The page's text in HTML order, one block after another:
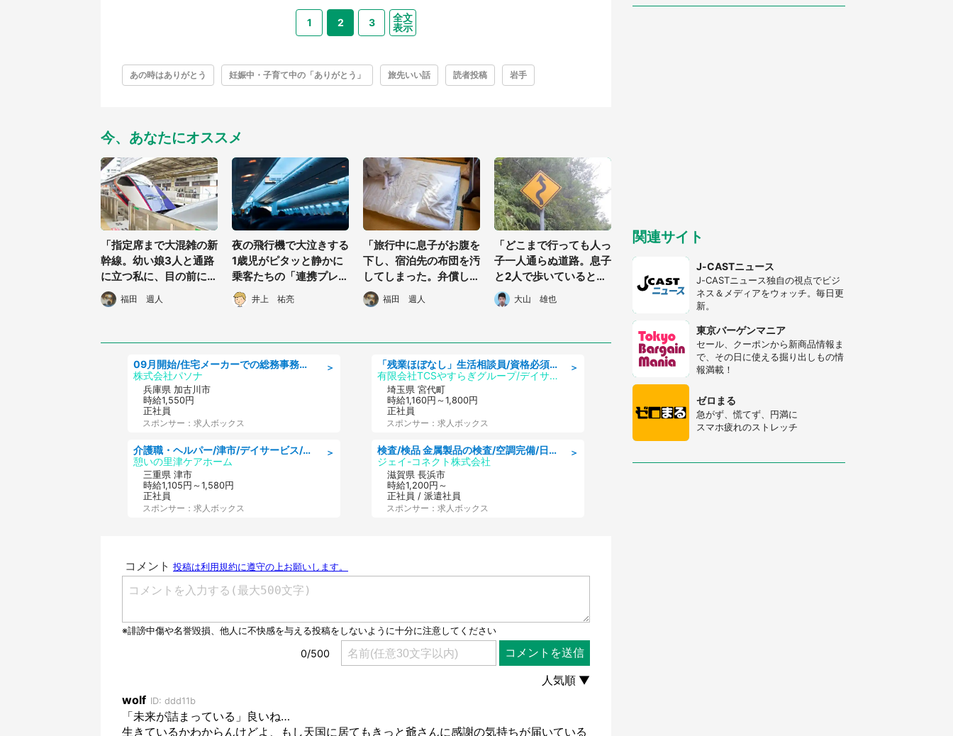
1 2 3
全文
表示
あの時はありがとう 妊娠中・子育て中の「ありがとう」 旅先いい話 読者投稿 岩手
今、あなたにオススメ
「指定席まで大混雑の新
幹線。幼い娘3人と通路
に立つ私に、目の前に座
る4人家族が...」（神奈
川県・40代女性）
福田 週人
夜の飛行機で大泣きする
1歳児がピタッと静かに
乗客たちの「連携プレ
ー」に母、ビックリ
井上 祐亮
「旅行中に息子がお腹を
下し、宿泊先の布団を汚
してしまった。弁償した
いと伝えたのに、宿の老
婦人が...」（千葉県・5
福田 週人
「どこまで行っても人っ
子一人通らぬ道路。息子
と2人で歩いていると、
一台の車がそばに止ま
り...」(兵庫県・70代女
大山 雄也
＞
09月開始/住宅メーカーでの総務事務のお仕事/駅近/車通勤可/一般事務/人事労務
株式会社パソナ
兵庫県 加古川市
時給1,550円
正社員
スポンサー：求人ボックス
＞
介護職・ヘルパー/津市/デイサービス/近鉄名古屋線 高田本山/三重県
憩いの里津ケアホーム
三重県 津市
時給1,105円～1,580円
正社員
スポンサー：求人ボックス
＞
「残業ほぼなし」生活相談員/資格必須/正職員/日勤のみ/デイサービス
有限会社TCSやすらぎグループ/デイサービスやすらぎ
埼玉県 宮代町
時給1,160円～1,800円
正社員
スポンサー：求人ボックス
＞
検査/検品 金属製品の検査/空調完備/日勤·土日祝休み
ジェイ-コネクト株式会社
滋賀県 長浜市
時給1,200円～
正社員 / 派遣社員
スポンサー：求人ボックス
ンの耳」と1.4万人困惑
求めると、住人の男性が...」
関連サイト
J-CASTニュース
J-CASTニュース独自の視点でビジ
ネス＆メディアをウォッチ。毎日更
新。
東京バーゲンマニア
セール、クーポンから新商品情報ま
で、その日に使える掘り出しもの情
報満載！
ゼロまる
急がず、慌てず、円満に
スマホ疲れのストレッチ